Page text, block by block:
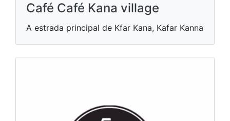
Café Café Kana village
A estrada principal de Kfar Kana, Kafar Kanna